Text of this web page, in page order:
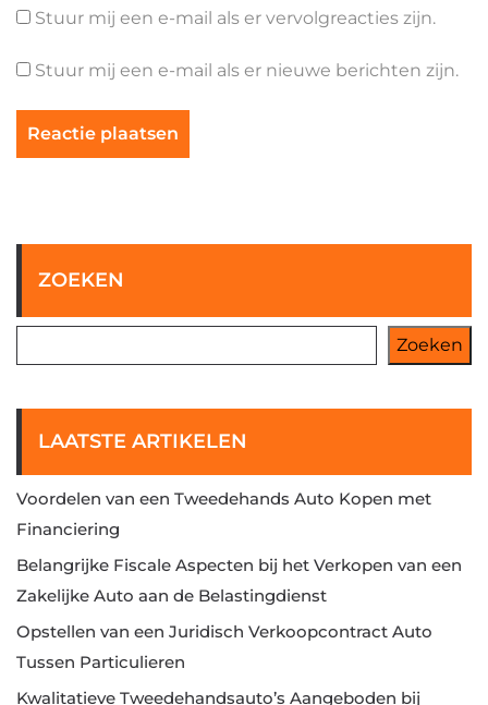
Stuur mij een e-mail als er vervolgreacties zijn.
Stuur mij een e-mail als er nieuwe berichten zijn.
ZOEKEN
Zoeken
LAATSTE ARTIKELEN
Voordelen van een Tweedehands Auto Kopen met
Financiering
Belangrijke Fiscale Aspecten bij het Verkopen van een
Zakelijke Auto aan de Belastingdienst
Opstellen van een Juridisch Verkoopcontract Auto
Tussen Particulieren
Kwalitatieve Tweedehandsauto’s Aangeboden bij